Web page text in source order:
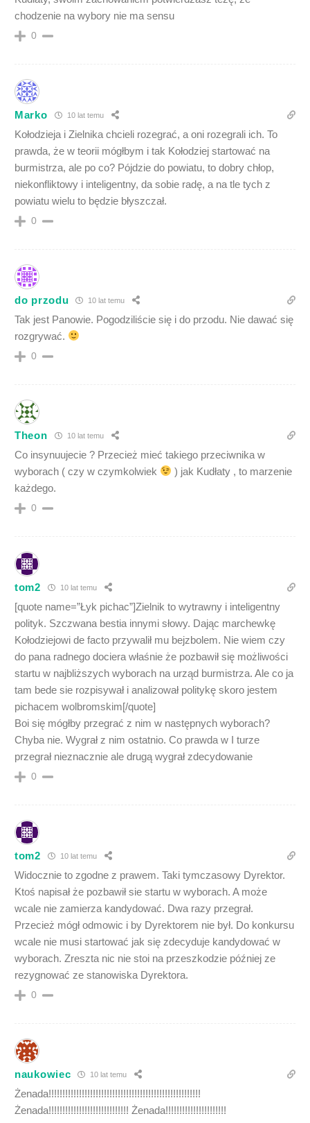
chodzenie na wybory nie ma sensu
0
Marko 10 lat temu
Kołodzieja i Zielnika chcieli rozegrać, a oni rozegrali ich. To
prawda, że w teorii mógłbym i tak Kołodziej startować na
burmistrza, ale po co? Pójdzie do powiatu, to dobry chłop,
niekonfliktowy i inteligentny, da sobie radę, a na tle tych z
powiatu wielu to będzie błyszczał.
0
do przodu 10 lat temu
Tak jest Panowie. Pogodziliście się i do przodu. Nie dawać się
rozgrywać.
0
Theon 10 lat temu
Co insynuujecie ? Przecież mieć takiego przeciwnika w
wyborach ( czy w czymkolwiek
) jak Kudłaty , to marzenie
każdego.
0
tom2 10 lat temu
[quote name=”Łyk pichac”]Zielnik to wytrawny i inteligentny
polityk. Szczwana bestia innymi słowy. Dając marchewkę
Kołodziejowi de facto przywalił mu bejzbolem. Nie wiem czy
do pana radnego dociera właśnie że pozbawił się możliwości
startu w najbliższych wyborach na urząd burmistrza. Ale co ja
tam bede sie rozpisywał i analizował politykę skoro jestem
pichacem wolbromskim[/quote]
Boi się mógłby przegrać z nim w następnych wyborach?
Chyba nie. Wygrał z nim ostatnio. Co prawda w I turze
przegrał nieznacznie ale drugą wygrał zdecydowanie
0
tom2 10 lat temu
Widocznie to zgodne z prawem. Taki tymczasowy Dyrektor.
Ktoś napisał że pozbawił sie startu w wyborach. A może
wcale nie zamierza kandydować. Dwa razy przegrał.
Przecież mógł odmowic i by Dyrektorem nie był. Do konkursu
wcale nie musi startować jak się zdecyduje kandydować w
wyborach. Zreszta nic nie stoi na przeszkodzie później ze
rezygnować ze stanowiska Dyrektora.
0
naukowiec 10 lat temu
Żenada!!!!!!!!!!!!!!!!!!!!!!!!!!!!!!!!!!!!!!!!!!!!!!!!!!!!!!!
Żenada!!!!!!!!!!!!!!!!!!!!!!!!!!!!! Żenada!!!!!!!!!!!!!!!!!!!!!!